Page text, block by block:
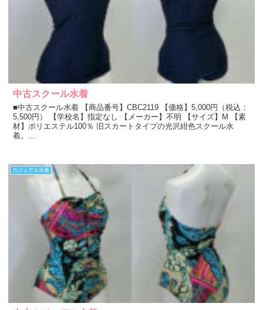
中古スクール水着
■中古スクール水着 【商品番号】CBC2119 【価格】5,000円（税込：
5,500円） 【学校名】指定なし 【メーカー】不明 【サイズ】M 【素
材】ポリエステル100％ 旧スカートタイプの光沢紺色スクール水
着。...
カジュアル水着